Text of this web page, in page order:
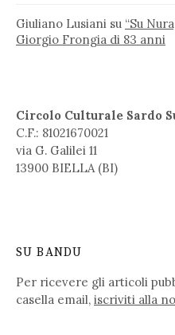
Giuliano Lusiani su “Su
Giorgio Frongia di 83 anni
Circolo Culturale Sardo
C.F.: 81021670021
via G. Galilei 11
13900 BIELLA (BI)
SU BANDU
Per ricevere gli articoli
casella email, iscriviti alla